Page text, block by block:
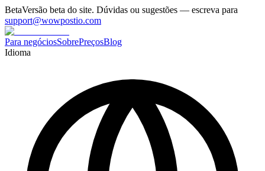
BetaVersão beta do site. Dúvidas ou sugestões — escreva para
support@wowpostio.com
Para negóciosSobrePreçosBlog
Idioma